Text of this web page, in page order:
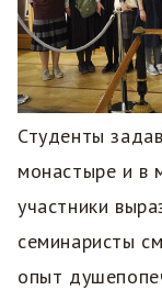
Студенты
монастыре и в
участники
семинаристы
опыт